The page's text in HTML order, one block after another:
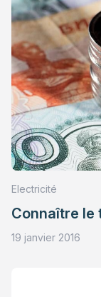
Electricité
Connaître le
19 janvier 2016